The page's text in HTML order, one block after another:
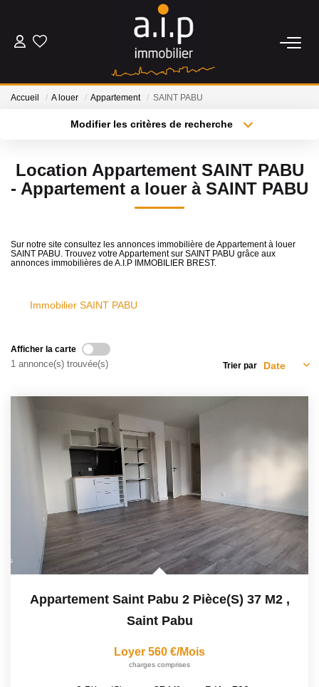
ACHETER
NOS AGENCES
Nos Actualités
Accueil A louer Appartement SAINT PABU
Modifier les critères de recherche
Sélectionnez...
Type de bien
Surface min
Créer une alerte
Location Appartement SAINT PABU
- Appartement a louer à SAINT PABU
Sur notre site consultez les annonces immobilière de Appartement à louer
SAINT PABU. Trouvez votre Appartement sur SAINT PABU grâce aux
annonces immobilières de A.I.P IMMOBILIER BREST.
Immobilier SAINT PABU
Afficher la carte
1 annonce(s) trouvée(s) Trier par
Appartement Saint Pabu 2 Pièce(s) 37 M2 ,
Saint Pabu
Loyer 560 €/mois
charges comprises